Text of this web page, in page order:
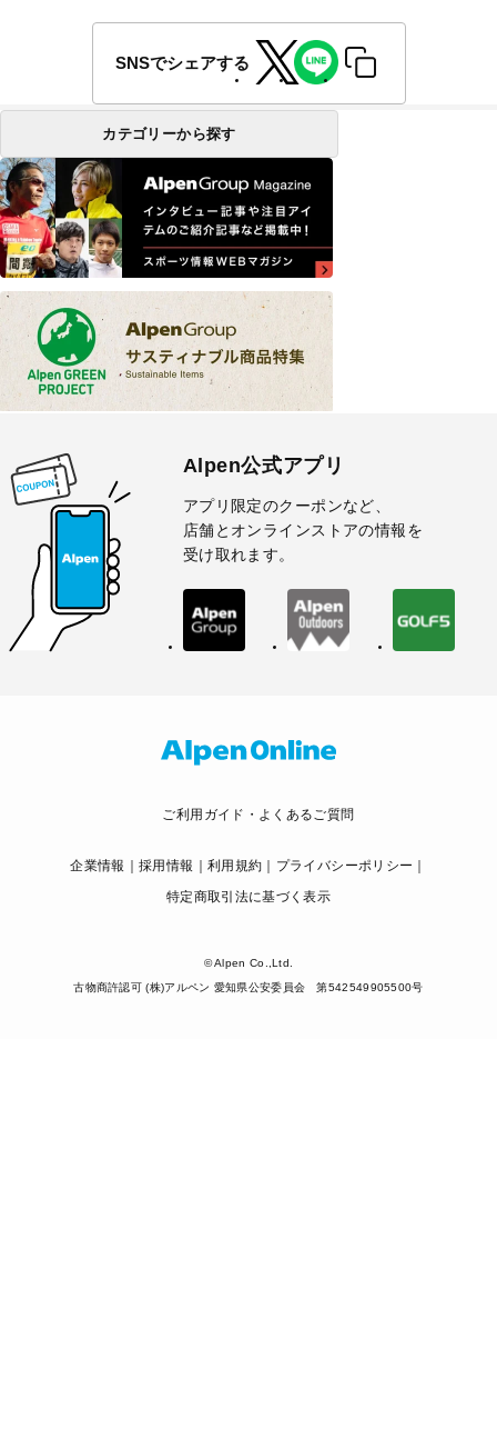
SNSでシェアする
カテゴリーから探す
Alpen公式アプリ
アプリ限定のクーポンなど、
店舗とオンラインストアの情報を
受け取れます。
ご利用ガイド・よくあるご質問
企業情報 採用情報 利用規約
プライバシーポリシー
特定商取引法に基づく表示
© Alpen Co.,Ltd.
古物商許認可 (株)アルペン 愛知県公安委員会 第542549905500号